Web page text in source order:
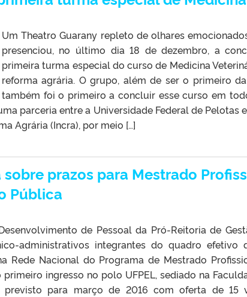
Um Theatro Guarany repleto de olhares
presenciou, no último dia 18 de dezembro, a
primeira turma especial do curso de Medicina
reforma agrária. O grupo, além de ser o primeiro
também foi o primeiro a concluir esse curso em
parceria entre a Universidade Federal de Pelotas
Agrária (Incra), por meio […]
prazos para Mestrado
Pública
de Pessoal da Pró-Reitoria de
administrativos integrantes do quadro efetivo
Rede Nacional do Programa de Mestrado
primeiro ingresso no polo UFPEL, sediado na
previsto para março de 2016 com oferta de 15